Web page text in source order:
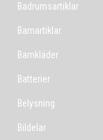
Badrumsartiklar
Barnartiklar
Barnkläder
Batterier
Belysning
Bildelar